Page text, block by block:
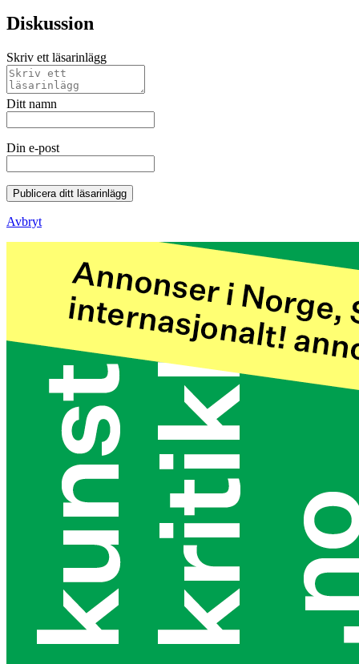
Diskussion
Skriv ett läsarinlägg
Ditt namn
Din e-post
Publicera ditt läsarinlägg
Avbryt